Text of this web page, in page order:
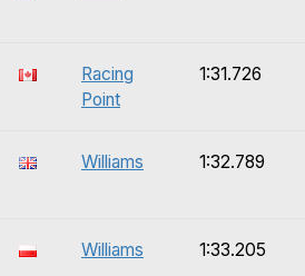
Racing
Point
1:31.726
Williams 1:32.789
Williams 1:33.205